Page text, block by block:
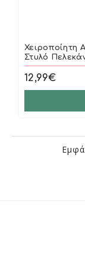
Χειροποίητη
Στυλό
12,99€